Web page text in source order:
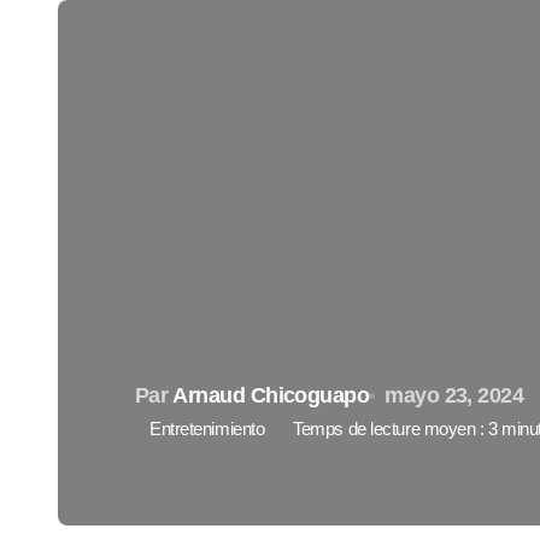
Par Arnaud Chicoguapo mayo 23, 2024
Entretenimiento Temps de lecture moyen : 3